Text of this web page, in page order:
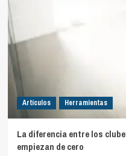
Artículos Herramientas
La diferencia entre los
empiezan de cero